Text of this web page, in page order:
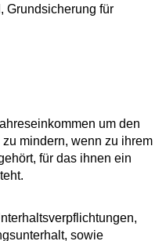
Grundsicherung für
um den
mindern, wenn zu ihrem
für das ihnen ein
sowie